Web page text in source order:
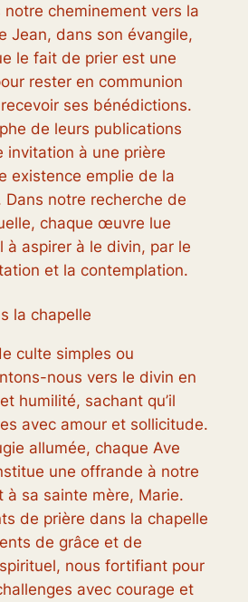
notre cheminement vers la
Jean, dans son évangile,
le fait de prier est une
rester en communion
ses bénédictions.
de leurs publications
invitation à une prière
existence emplie de la
Dans notre recherche de
chaque œuvre lue
à aspirer à le divin, par le
et la contemplation.
la chapelle
culte simples ou
nous vers le divin en
humilité, sachant qu’il
avec amour et sollicitude.
allumée, chaque Ave
une offrande à notre
à sa sainte mère, Marie.
de prière dans la chapelle
de grâce et de
nous fortifiant pour
avec courage et